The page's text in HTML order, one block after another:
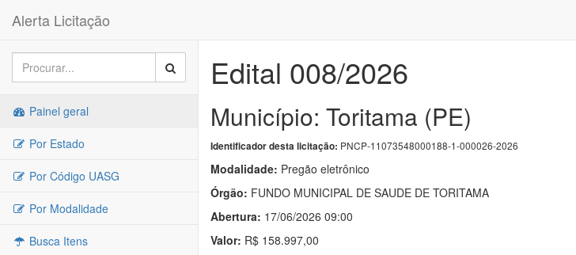
Alerta Licitação
Painel geral
Por Estado
Por Código UASG
Por Modalidade
Busca Itens
Edital 008/2026
Município: Toritama (PE)
Identificador desta licitação: PNCP-11073548000188-1-000026-2026
Modalidade: Pregão eletrônico
Órgão: FUNDO MUNICIPAL DE SAUDE DE TORITAMA
Abertura: 17/06/2026 09:00
Valor: R$ 158.997,00